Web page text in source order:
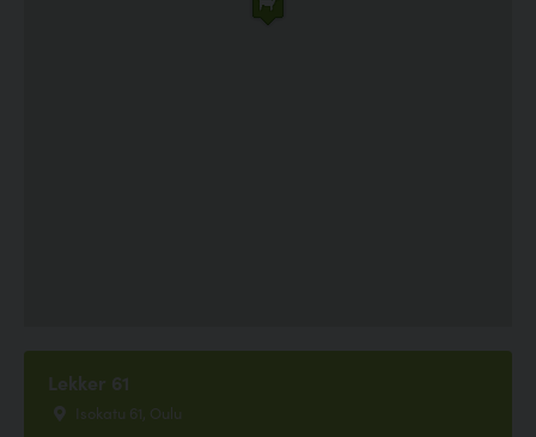
Lekker 61
Isokatu 61, Oulu